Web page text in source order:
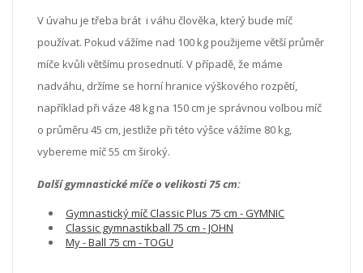
V úvahu je třeba brát i váhu člověka, který bude míč
používat. Pokud vážíme nad 100 kg použijeme větší průměr
míče kvůli většímu prosednutí. V případě, že máme
nadváhu, držíme se horní hranice výškového rozpětí,
například při váze 48 kg na 150 cm je správnou volbou míč
o průměru 45 cm, jestliže při této výšce vážíme 80 kg,
vybereme míč 55 cm široký.
Další gymnastické míče o velikosti 75 cm:
Gymnastický míč Classic Plus 75 cm - GYMNIC
Classic gymnastikball 75 cm - JOHN
My - Ball 75 cm - TOGU